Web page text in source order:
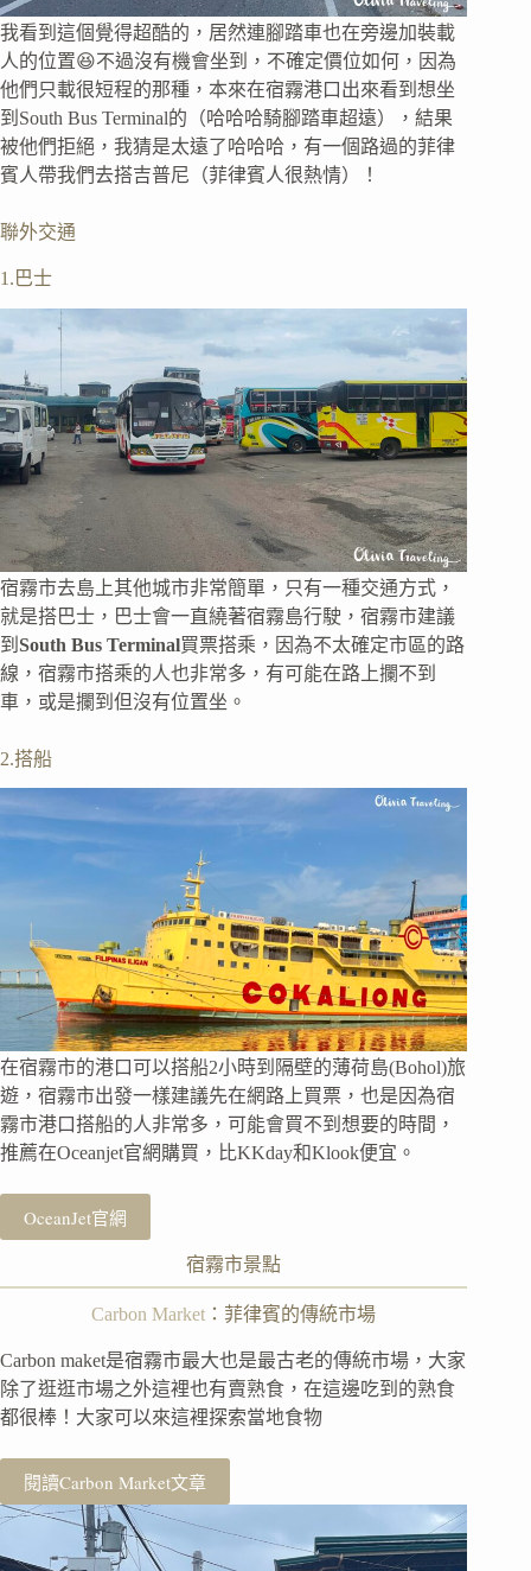
我看到這個覺得超酷的，居然連腳踏車也在旁邊加裝載
人的位置😆不過沒有機會坐到，不確定價位如何，因為
他們只載很短程的那種，本來在宿霧港口出來看到想坐
到South Bus Terminal的（哈哈哈騎腳踏車超遠），結果
被他們拒絕，我猜是太遠了哈哈哈，有一個路過的菲律
賓人帶我們去搭吉普尼（菲律賓人很熱情）！
聯外交通
1.巴士
宿霧市去島上其他城市非常簡單，只有一種交通方式，
就是搭巴士，巴士會一直繞著宿霧島行駛，宿霧市建議
到 South Bus Terminal買票搭乘，因為不太確定市區的路
線，宿霧市搭乘的人也非常多，有可能在路上攔不到
車，或是攔到但沒有位置坐。
2.搭船
在宿霧市的港口可以搭船2小時到隔壁的薄荷島(Bohol)旅
遊，宿霧市出發一樣建議先在網路上買票，也是因為宿
霧市港口搭船的人非常多，可能會買不到想要的時間，
推薦在Oceanjet官網購買，比KKday和Klook便宜。
OceanJet官網
宿霧市景點
Carbon Market ：菲律賓的傳統市場
Carbon maket是宿霧市最大也是最古老的傳統市場，大家
除了逛逛市場之外這裡也有賣熟食，在這邊吃到的熟食
都很棒！大家可以來這裡探索當地食物
閱讀Carbon Market文章